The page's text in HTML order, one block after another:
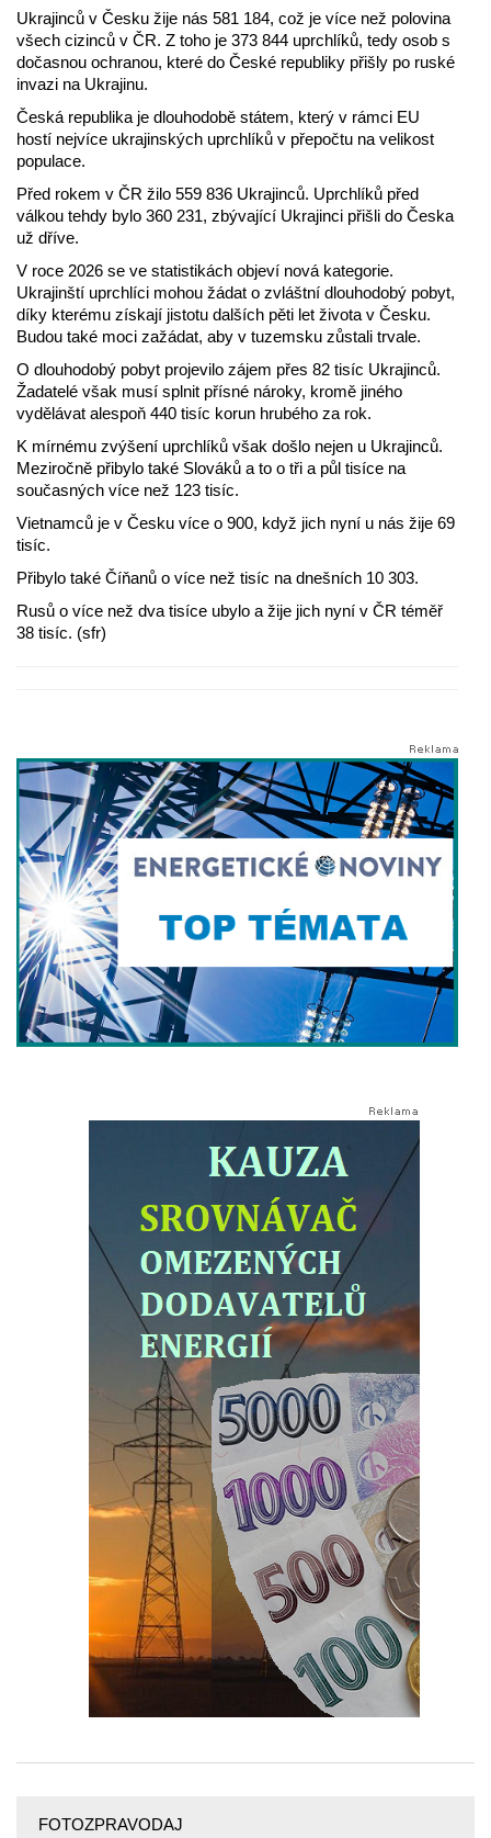
Ukrajinců v Česku žije nás 581 184, což je více než polovina
všech cizinců v ČR. Z toho je 373 844 uprchlíků, tedy osob s
dočasnou ochranou, které do České republiky přišly po ruské
invazi na Ukrajinu.
Česká republika je dlouhodobě státem, který v rámci EU
hostí nejvíce ukrajinských uprchlíků v přepočtu na velikost
populace.
Před rokem v ČR žilo 559 836 Ukrajinců. Uprchlíků před
válkou tehdy bylo 360 231, zbývající Ukrajinci přišli do Česka
už dříve.
V roce 2026 se ve statistikách objeví nová kategorie.
Ukrajinští uprchlíci mohou žádat o zvláštní dlouhodobý pobyt,
díky kterému získají jistotu dalších pěti let života v Česku.
Budou také moci zažádat, aby v tuzemsku zůstali trvale.
O dlouhodobý pobyt projevilo zájem přes 82 tisíc Ukrajinců.
Žadatelé však musí splnit přísné nároky, kromě jiného
vydělávat alespoň 440 tisíc korun hrubého za rok.
K mírnému zvýšení uprchlíků však došlo nejen u Ukrajinců.
Meziročně přibylo také Slováků a to o tři a půl tisíce na
současných více než 123 tisíc.
Vietnamců je v Česku více o 900, když jich nyní u nás žije 69
tisíc.
Přibylo také Číňanů o více než tisíc na dnešních 10 303.
Rusů o více než dva tisíce ubylo a žije jich nyní v ČR téměř
38 tisíc. (sfr)
FOTOZPRAVODAJ